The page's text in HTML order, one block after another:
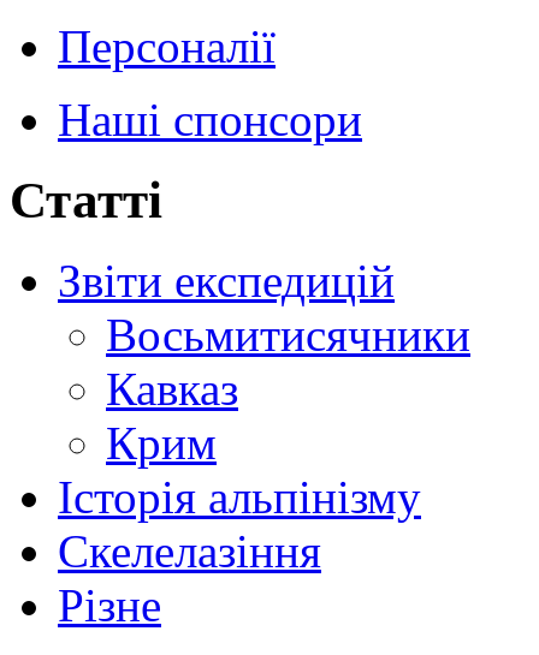
Персоналії
Наші спонсори
Статті
Звіти експедицій
Восьмитисячники
Кавказ
Крим
Історія альпінізму
Скелелазіння
Різне